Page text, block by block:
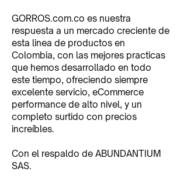
GORROS.com.co es nuestra
respuesta a un mercado creciente de
esta linea de productos en
Colombia, con las mejores practicas
que hemos desarrollado en todo
este tiempo, ofreciendo siempre
excelente servicio, eCommerce
performance de alto nivel, y un
completo surtido con precios
increíbles.
Con el respaldo de ABUNDANTIUM
SAS.